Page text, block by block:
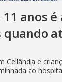
anos
Ceilândia e
ao